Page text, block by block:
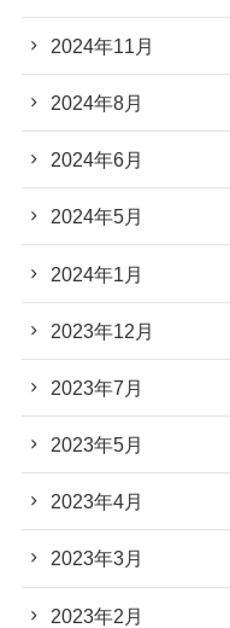
2024年11月
2024年8月
2024年6月
2024年5月
2024年1月
2023年12月
2023年7月
2023年5月
2023年4月
2023年3月
2023年2月